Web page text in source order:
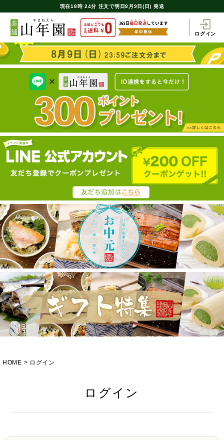
現在18時 24分 注文で明日8月9日(日) 発送
ログイン
HOME ログイン
ログイン